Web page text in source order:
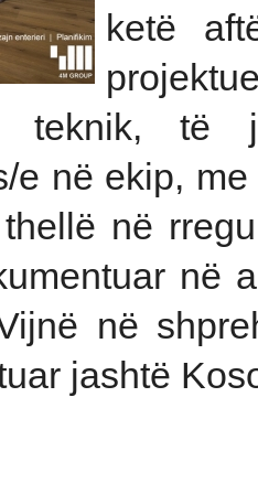
ketë
teknik, të
e në ekip,
në
në
në
jashtë